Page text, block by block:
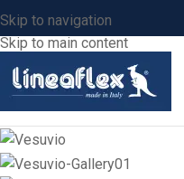
Skip to navigation
Skip to main content